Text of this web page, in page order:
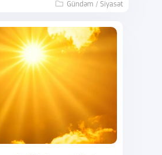
Gündəm / Siyasət